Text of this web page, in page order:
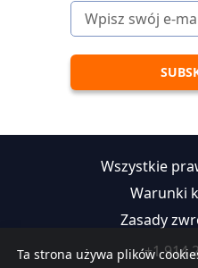
Ta strona używa plików
Wszystkie
Warunki
Zasady
+1 914